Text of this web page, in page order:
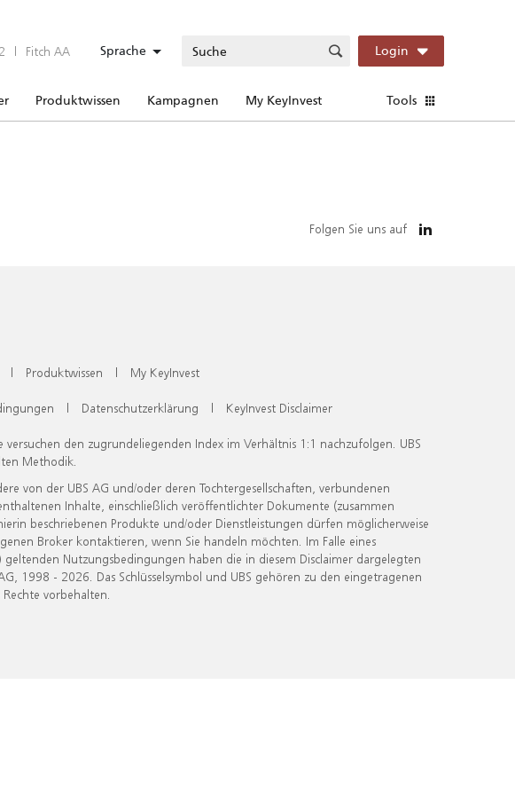
| Fitch AA Sprache Login
Produktwissen Kampagnen My KeyInvest Tools
Folgen Sie uns auf
| Produktwissen | My KeyInvest
| Datenschutzerklärung | KeyInvest Disclaimer
den zugrundeliegenden Index im Verhältnis 1:1 nachzufolgen. UBS
Methodik.
von der UBS AG und/oder deren Tochtergesellschaften, verbundenen
Inhalte, einschließlich veröffentlichter Dokumente (zusammen
beschriebenen Produkte und/oder Dienstleistungen dürfen möglicherweise
Broker kontaktieren, wenn Sie handeln möchten. Im Falle eines
geltenden Nutzungsbedingungen haben die in diesem Disclaimer dargelegten
1998 - 2026. Das Schlüsselsymbol und UBS gehören zu den eingetragenen
vorbehalten.